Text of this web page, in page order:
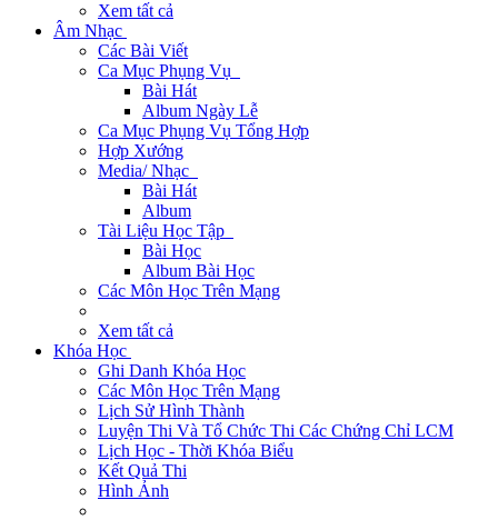
Xem tất cả
Âm Nhạc
Các Bài Viết
Ca Mục Phụng Vụ
Bài Hát
Album Ngày Lễ
Ca Mục Phụng Vụ Tổng Hợp
Hợp Xướng
Media/ Nhạc
Bài Hát
Album
Tài Liệu Học Tập
Bài Học
Album Bài Học
Các Môn Học Trên Mạng
Xem tất cả
Khóa Học
Ghi Danh Khóa Học
Các Môn Học Trên Mạng
Lịch Sử Hình Thành
Luyện Thi Và Tổ Chức Thi Các Chứng Chỉ LCM
Lịch Học - Thời Khóa Biểu
Kết Quả Thi
Hình Ảnh